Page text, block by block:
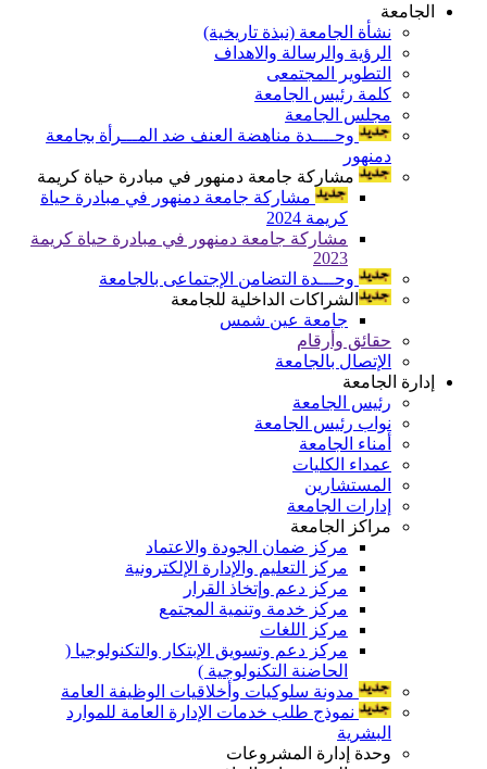
الجامعة
نشأة الجامعة (نبذة تاريخية)
الرؤية والرسالة والاهداف
التطوير المجتمعى
كلمة رئيس الجامعة
مجلس الجامعة
وحــــدة مناهضة العنف ضد المـــرأة بجامعة
دمنهور
مشاركة جامعة دمنهور في مبادرة حياة كريمة
مشاركة جامعة دمنهور في مبادرة حياة
كريمة 2024
مشاركة جامعة دمنهور في مبادرة حياة كريمة
2023
وحـــدة التضامن الإجتماعى بالجامعة
الشراكات الداخلية للجامعة
جامعة عين شمس
حقائق وأرقام
الإتصال بالجامعة
إدارة الجامعة
رئيس الجامعة
نواب رئيس الجامعة
أمناء الجامعة
عمداء الكليات
المستشارين
إدارات الجامعة
مراكز الجامعة
مركز ضمان الجودة والاعتماد
مركز التعليم والإدارة الإلكترونية
مركز دعم وإتخاذ القرار
مركز خدمة وتنمية المجتمع
مركز اللغات
مركز دعم وتسويق الإبتكار والتكنولوجيا (
الحاضنة التكنولوجية )
مدونة سلوكيات وأخلاقيات الوظيفة العامة
نموذج طلب خدمات الإدارة العامة للموارد
البشرية
وحدة إدارة المشروعات